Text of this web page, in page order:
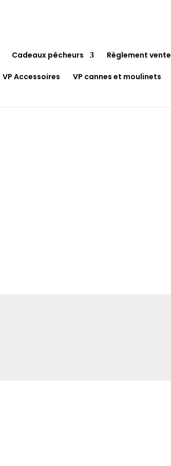
Cadeaux pêcheurs Règlement
VP Accessoires VP cannes et moulinets